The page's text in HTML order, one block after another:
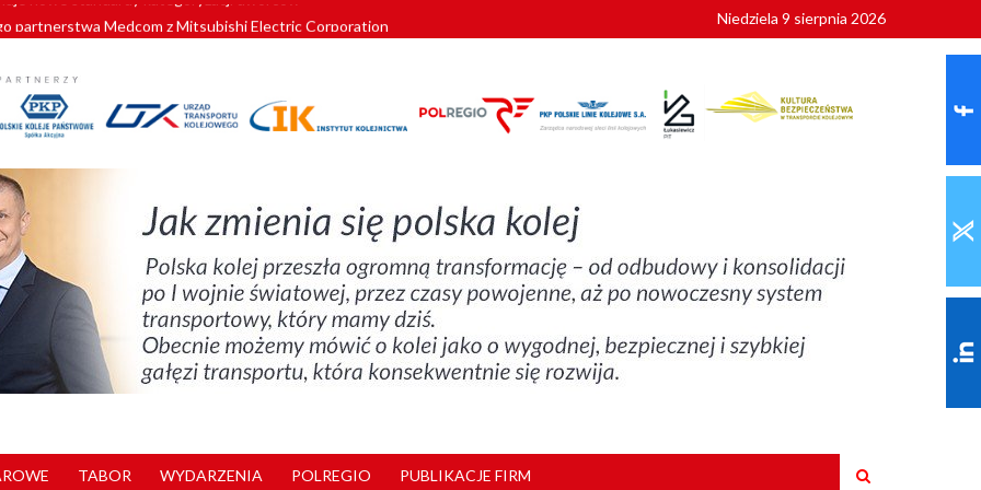
partnerstwa Medcom z Mitsubishi Electric Corporation
znów szuka dostawcy nowych EZT
kolejowych w północnej Wielkopolsce. Łatwiejsze dojazdy do pracy i szkoły
nowe standardy kategoryzacji dworców
Niedziela 9 sierpnia 2026
TABOR WYDARZENIA POLREGIO PUBLIKACJE FIRM